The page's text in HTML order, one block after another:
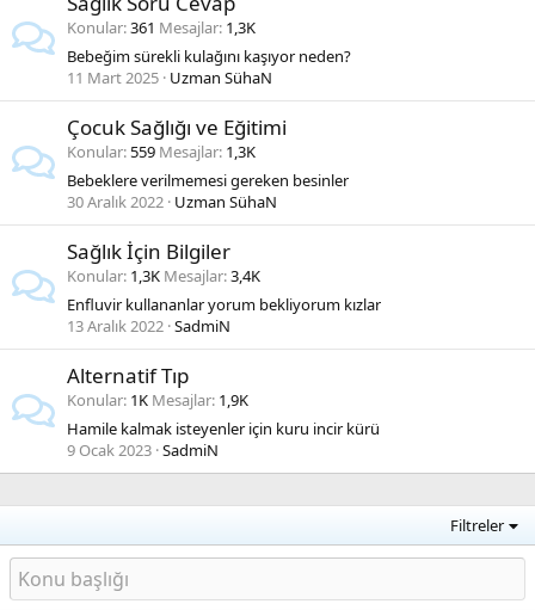
Konular 361 Mesajlar 1,3K
Bebeğim sürekli kulağını kaşıyor neden?
11 Mart 2025 Uzman SühaN
Çocuk Sağlığı ve Eğitimi
Konular 559 Mesajlar 1,3K
Bebeklere verilmemesi gereken besinler
30 Aralık 2022 Uzman SühaN
Sağlık İçin Bilgiler
Konular 1,3K Mesajlar 3,4K
Enfluvir kullananlar yorum bekliyorum kızlar
13 Aralık 2022 SadmiN
Alternatif Tıp
Konular 1K Mesajlar 1,9K
Hamile kalmak isteyenler için kuru incir kürü
9 Ocak 2023 SadmiN
Filtreler